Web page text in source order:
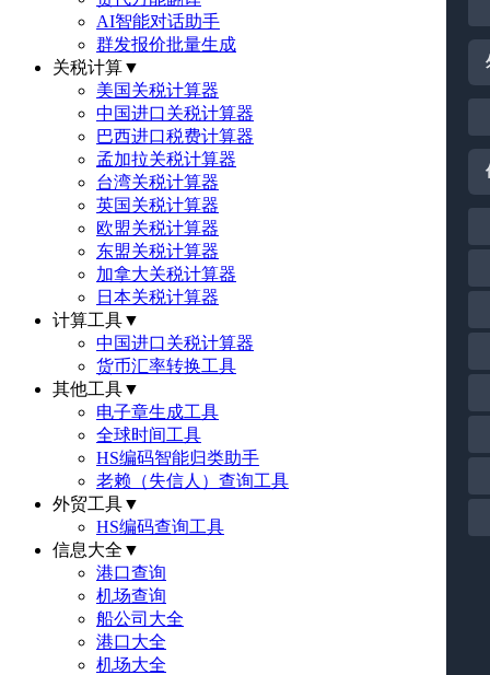
AI智能对话助手
群发报价批量生成
关税计算▼
美国关税计算器
中国进口关税计算器
巴西进口税费计算器
孟加拉关税计算器
台湾关税计算器
英国关税计算器
欧盟关税计算器
东盟关税计算器
加拿大关税计算器
日本关税计算器
计算工具▼
中国进口关税计算器
货币汇率转换工具
其他工具▼
电子章生成工具
全球时间工具
HS编码智能归类助手
老赖（失信人）查询工具
外贸工具▼
HS编码查询工具
信息大全 ▼
港口查询
机场查询
船公司大全
港口大全
机场大全